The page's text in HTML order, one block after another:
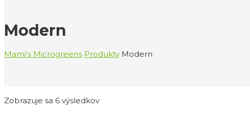
Modern
Mami's Microgreens Produkty Modern
Zobrazuje sa 6 výsledkov